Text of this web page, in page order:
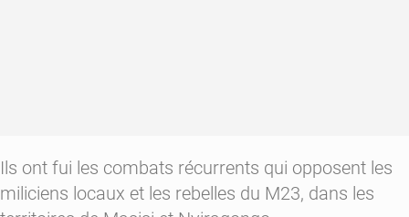
Ils ont fui les combats récurrents qui opposent les
miliciens locaux et les rebelles du M23, dans les